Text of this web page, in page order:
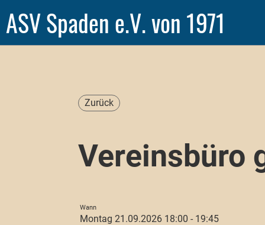
ASV Spaden e.V. von 1971
Zurück
Vereinsbüro
Wann
Montag 21.09.2026 18:00 - 19:45